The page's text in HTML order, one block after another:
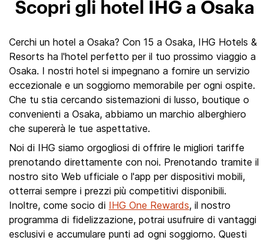
Scopri gli hotel IHG a Osaka
Cerchi un hotel a Osaka? Con 15 a Osaka, IHG Hotels &
Resorts ha l'hotel perfetto per il tuo prossimo viaggio a
Osaka. I nostri hotel si impegnano a fornire un servizio
eccezionale e un soggiorno memorabile per ogni ospite.
Che tu stia cercando sistemazioni di lusso, boutique o
convenienti a Osaka, abbiamo un marchio alberghiero
che supererà le tue aspettative.
Noi di IHG siamo orgogliosi di offrire le migliori tariffe
prenotando direttamente con noi. Prenotando tramite il
nostro sito Web ufficiale o l'app per dispositivi mobili,
otterrai sempre i prezzi più competitivi disponibili.
Inoltre, come socio di IHG One Rewards, il nostro
programma di fidelizzazione, potrai usufruire di vantaggi
esclusivi e accumulare punti ad ogni soggiorno. Questi